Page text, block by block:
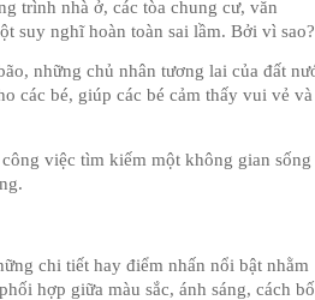
trình nhà ở, các tòa chung cư, văn
suy nghĩ hoàn toàn sai lầm. Bởi vì sao?
những chủ nhân tương lai của đất
các bé, giúp các bé cảm thấy vui vẻ và
việc tìm kiếm một không gian sống
chi tiết hay điểm nhấn nổi bật nhằm
hợp giữa màu sắc, ánh sáng, cách